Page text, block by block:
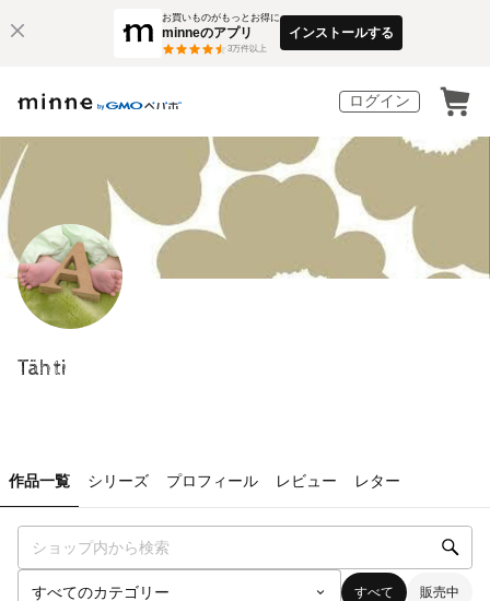
お買いものがもっとお得に
minneのアプリ
3万件以上
インストールする
ログイン
Tähti
作品一覧 シリーズ プロフィール レビュー レター
すべて 販売中